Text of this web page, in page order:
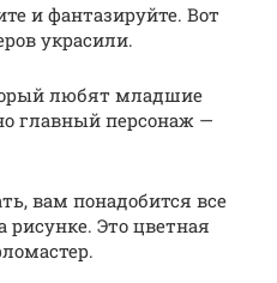
и фантазируйте. Вот
украсили.
любят младшие
главный персонаж —
вам понадобится все
Это цветная